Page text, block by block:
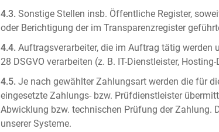
4.3. Sonstige Stellen insb. Öffentliche Register,
oder Berichtigung der im Transparenzregister
4.4. Auftragsverarbeiter, die im Auftrag tätig werden
28 DSGVO verarbeiten (z. B. IT-Dienstleister,
4.5. Je nach gewählter Zahlungsart werden die für
eingesetzte Zahlungs- bzw. Prüfdienstleister
Abwicklung bzw. technischen Prüfung der
unserer Systeme.